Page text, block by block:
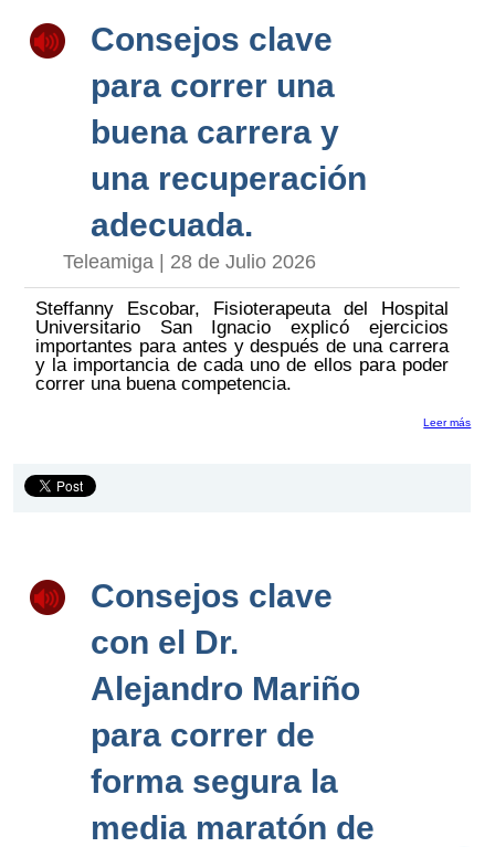
Consejos clave
para correr una
buena carrera y
una recuperación
adecuada.
Teleamiga | 28 de Julio 2026
Steffanny Escobar, Fisioterapeuta del Hospital
Universitario San Ignacio explicó ejercicios
importantes para antes y después de una carrera
y la importancia de cada uno de ellos para poder
correr una buena competencia.
Leer más
Consejos clave
con el Dr.
Alejandro Mariño
para correr de
forma segura la
media maratón de